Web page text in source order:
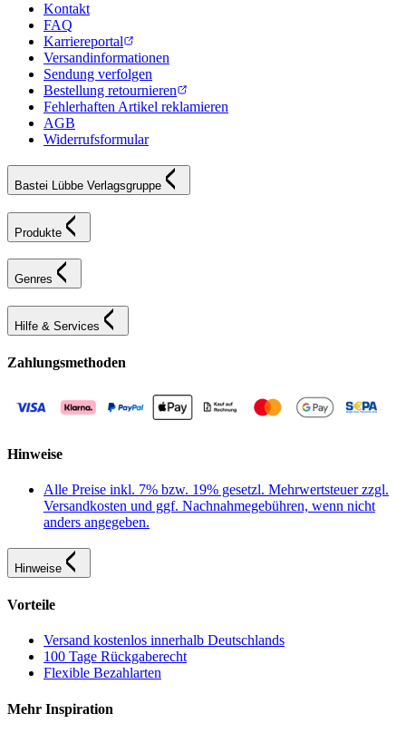
Kontakt
FAQ
Karriereportal
Versandinformationen
Sendung verfolgen
Bestellung retournieren
Fehlerhaften Artikel reklamieren
AGB
Widerrufsformular
Bastei Lübbe Verlagsgruppe
Produkte
Genres
Hilfe & Services
Zahlungsmethoden
Hinweise
Alle Preise inkl. 7% bzw. 19% gesetzl. Mehrwertsteuer zzgl.
Versandkosten und ggf. Nachnahmegebühren, wenn nicht
anders angegeben.
Hinweise
Vorteile
Versand kostenlos innerhalb Deutschlands
100 Tage Rückgaberecht
Flexible Bezahlarten
Mehr Inspiration